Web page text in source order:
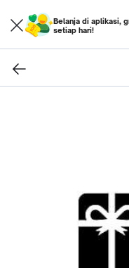
Belanja di aplikasi,
setiap hari!